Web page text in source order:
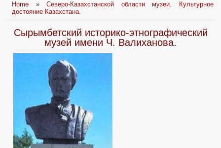
Home »Северо-Казахстанской области музеи. Культурное
достояние Казахстана.
Сырымбетский историко-этнографический
музей имени Ч. Валиханова.